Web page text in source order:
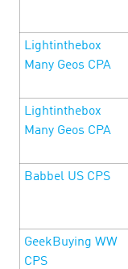
LEARN MORE
Lightinthebox
Many Geos CPA
Lightinthebox
Many Geos CPA
Babbel US CPS
GeekBuying WW
CPS